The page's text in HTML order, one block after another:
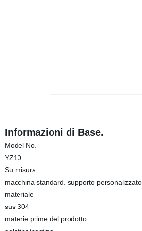
Informazioni di Base.
Model No.
YZ10
Su misura
macchina standard, supporto personalizzato
materiale
sus 304
materie prime del prodotto